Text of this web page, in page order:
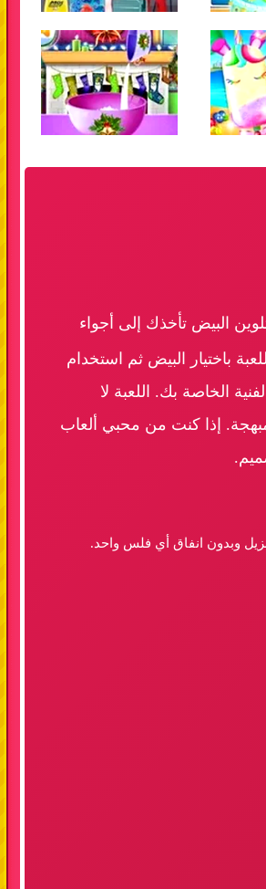
البيض تأخذك إلى أجواء
باختيار البيض ثم استخدام
الخاصة بك. اللعبة لا
إذا كنت من محبي ألعاب
وبدون انفاق أي فلس واحد.